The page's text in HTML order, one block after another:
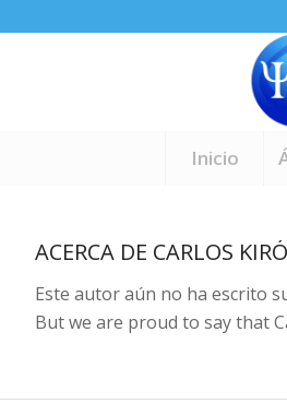
Inicio
ACERCA DE CARLOS
Este autor aún no ha escrito
But we are proud to say that